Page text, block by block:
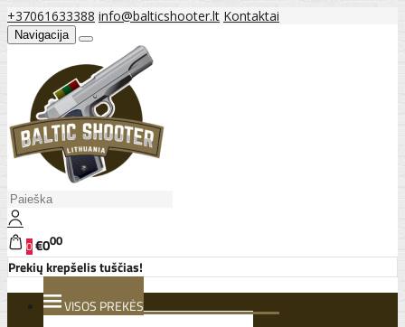
+37061633388 info@balticshooter.lt Kontaktai
Navigacija
0€000
Prekių krepšelis tuščias!
VISOS PREKĖS